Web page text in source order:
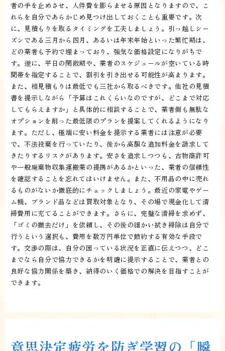
者の手を止めさせ、人件費を膨らませる原因となりますので、こ
れらを自分であらかじめ見つけ出しておくことも重要です。次
に、見積もりを取るタイミングを工夫しましょう。引っ越しシー
ズンである三月から四月、あるいは年末年始といった繁忙期は、
どの業者も予約で埋まっており、強気な価格設定になりがちで
す。逆に、平日の閑散期や、業者のスケジュールが空いている時
間帯を指定することで、割引を引き出せる可能性が高まります。
また、相見積もりは最低でも三社から取るべきです。他社の見積
書を提示しながら「予算はこれくらいなのですが、どこまで対応
してもらえますか」と具体的に相談することで、業者側も無駄な
オプションを削った最低限のプランを提案してくれるようになり
ます。ただし、極端に安い料金を提示する業者には注意が必要
で、不法投棄を行っていたり、後から高額な追加料金を請求して
きたりするリスクがあります。安さを追求しつつも、古物商許可
や一般廃棄物収集運搬業の提携があるかといった、業者の信頼性
を確認することを忘れてはいけません。また、不用品の中に売れ
るものがないか徹底的にチェックしましょう。最近の家電やゲー
ム機、ブランド品などは買取対象となり、その場で現金化して清
掃費用に充てることができます。さらに、完璧な清掃を求めず、
「ゴミの撤去だけ」を依頼し、その後の細かい拭き掃除は自分で
行うという選択も、費用を数万円単位で節約する有効な手段で
す。交渉の際は、自分の困っている状況を正直に伝えつつ、どこ
までなら自分で協力できるかを明確に提示することで、業者との
良好な協力関係を築き、納得のいく価格での解決を目指すことが
できます。
意思決定疲労を防ぎ学習の「瞬